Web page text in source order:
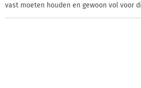
vast moeten houden en gewoon vol voor